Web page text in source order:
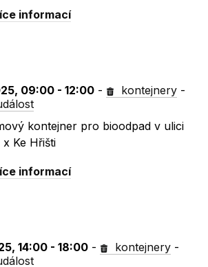
informací
09:00 - 12:00 - kontejnery -
kontejner pro bioodpad v ulici
Ke Hřišti
informací
14:00 - 18:00 - kontejnery -